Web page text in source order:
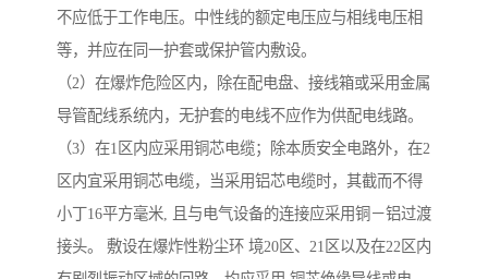
不应低于工作电压。中性线的额定电压应与相线电压相
等，并应在同一护套或保护管内敷设。
（2）在爆炸危险区内，除在配电盘、接线箱或采用金属
导管配线系统内，无护套的电线不应作为供配电线路。
（3）在1区内应采用铜芯电缆；除本质安全电路外，在2
区内宜采用铜芯电缆，当采用铝芯电缆时，其截而不得
小丁16平方毫米, 且与电气设备的连接应采用铜－铝过渡
接头。 敷设在爆炸性粉尘环 境20区、21区以及在22区内